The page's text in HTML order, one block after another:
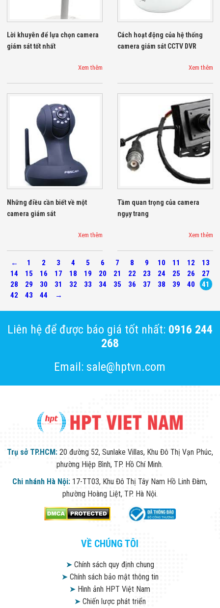
Dự Án Khối Nhà
Máy
Dự Án Kho
Xưởng -
Tin Công Nghệ
Lời khuyên để lựa chọn camera
giám sát tốt nhất
Xem thêm
Cách hoạt động của hệ thống
camera giám sát CCTV DVR
Xem thêm
Những điều cần biết về một
camera giám sát
Xem thêm
Tầm quan trọng của camera
ngụy trang
Xem thêm
← 1 2 3 4 5 6 7 8 9 10 11 12
13
14
15 16 17 18 19 20 21 22 23 24 25 26
27
28
29 30 31 32 33 34 35 36 37 38 39 40
41
42
43 44 →
Liên hệ để được báo giá tốt nhất: 0916 244
268
Email: sale@hptvn.com
Trụ sở TP.HCM: 20 đường 52, Sunlake Villas, Khu Đô Thị Vạn Phúc,
phường Hiệp Bình, TP. Hồ Chí Minh.
Chi nhánh Hà Nội: 17-TT03, Khu Đô Thị Tây Nam Hồ Linh Đàm,
phường Hoàng Liệt, TP. Hà Nội.
VỀ CHÚNG TÔI
➤Chính sách quy định chung
➤Chính sách bảo mật thông tin
➤ Hình ảnh HPT Việt Nam
➤Chiến lược phát triển